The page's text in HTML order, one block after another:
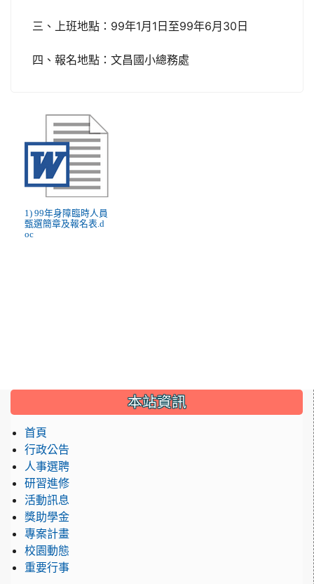
三、上班地點：99年1月1日至99年6月30日
四、報名地點：文昌國小總務處
1) 99年身障臨時人員
甄選簡章及報名表.d
oc
::: 本站資訊
首頁
行政公告
人事選聘
研習進修
活動訊息
獎助學金
專案計畫
校園動態
重要行事